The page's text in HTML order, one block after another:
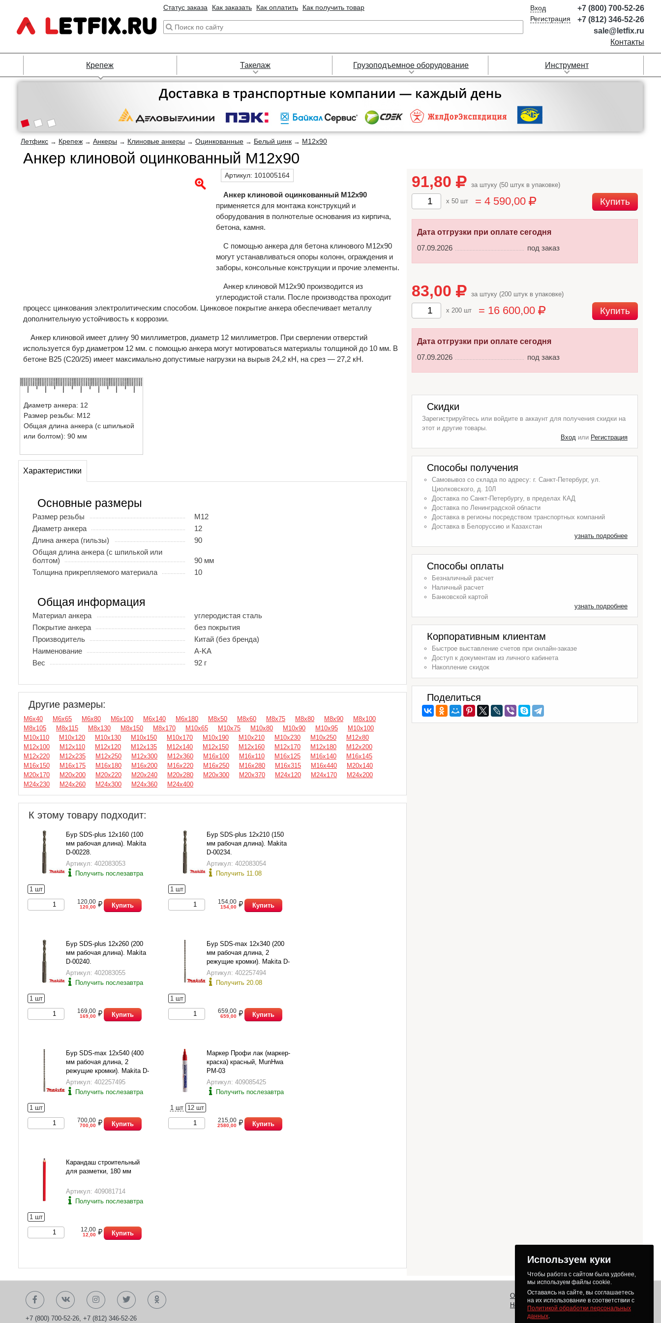
Статус заказа Как заказать Как оплатить Как получить товар
Вход
Регистрация
+7 (800) 700-52-26
+7 (812) 346-52-26
sale@letfix.ru
Контакты
Крепеж Такелаж Грузоподъемное оборудование Инструмент
Летфикс → Крепеж → Анкеры → Клиновые анкеры → Оцинкованные → Белый цинк → М12x90
Анкер клиновой оцинкованный М12x90
Артикул: 101005164
Анкер клиновой оцинкованный М12х90
применяется для монтажа конструкций и
оборудования в полнотелые основания из кирпича,
бетона, камня.
С помощью анкера для бетона клинового М12х90
могут устанавливаться опоры колонн, ограждения и
заборы, консольные конструкции и прочие элементы.
Анкер клиновой М12х90 производится из
углеродистой стали. После производства проходит
процесс цинкования электролитическим способом. Цинковое покрытие анкера обеспечивает металлу
дополнительную устойчивость к коррозии.
Анкер клиновой имеет длину 90 миллиметров, диаметр 12 миллиметров. При сверлении отверстий
используется бур диаметром 12 мм. с помощью анкера могут мотироваться материалы толщиной до 10 мм. В
бетоне В25 (C20/25) имеет максимально допустимые нагрузки на вырыв 24,2 кН, на срез — 27,2 кН.
Диаметр анкера: 12
Размер резьбы: М12
Общая длина анкера (с шпилькой
или болтом): 90 мм
Характеристики
Основные размеры
Размер резьбы
М12
Диаметр анкера
12
Длина анкера (гильзы)
90
Общая длина анкера (с шпилькой или
болтом)
90 мм
Толщина прикрепляемого материала
10
Общая информация
Материал анкера
углеродистая сталь
Покрытие анкера
без покрытия
Производитель
Китай (без бренда)
Наименование
A-KA
Вес
92 г
Другие размеры:
М6x40 М6x65 М6x80 М6x100 М6x140 М6x180 М8x50 М8x60 М8x75 М8x80 М8x90
М8x100
М8x105
М8x115 М8x130 М8x150 М8x170 М10x65 М10x75 М10x80 М10x90 М10x95
М10x100
М10x110
М10x120 М10x130 М10x150 М10x170 М10x190 М10x210 М10x230 М10x250
М12x80
М12x100
М12x110 М12x120 М12x135 М12x140 М12x150 М12x160 М12x170 М12x180
М12x200
М12x220
М12x235 М12x250 М12x300 М12x360 М16x100 М16x110 М16x125 М16x140
М16x145
М16x150
М16x175 М16x180 М16x200 М16x220 М16x250 М16x280 М16x315 М16x440
М20x140
М20x170
М20x200 М20x220 М20x240 М20x280 М20x300 М20x370 М24x120 М24x170
М24x200
М24x230
М24x260 М24x300 М24x360 М24x400
К этому товару подходит:
Бур SDS-plus 12х160 (100
мм рабочая длина). Makita
D-00228.
Артикул: 402083053
Получить послезавтра
1 шт
120,00
120,00 Купить
Бур SDS-plus 12х210 (150
мм рабочая длина). Makita
D-00234.
Артикул: 402083054
Получить 11.08
1 шт
154,00
154,00 Купить
Бур SDS-plus 12х260 (200
мм рабочая длина). Makita
D-00240.
Артикул: 402083055
Получить послезавтра
1 шт
169,00
169,00 Купить
Бур SDS-max 12х340 (200
мм рабочая длина, 2
режущие кромки). Makita D-
33875.
Артикул: 402257494
Получить 20.08
1 шт
659,00
659,00 Купить
Бур SDS-max 12х540 (400
мм рабочая длина, 2
режущие кромки). Makita D-
33881.
Артикул: 402257495
Получить послезавтра
1 шт
700,00
700,00 Купить
Маркер Профи лак (маркер-
краска) красный, MunHwa
PM-03
Артикул: 409085425
Получить послезавтра
1 шт 12 шт
215,00
2580,00 Купить
Карандаш строительный
для разметки, 180 мм
Артикул: 409081714
Получить послезавтра
1 шт
12,00
12,00 Купить
91,80 за штуку (50 штук в упаковке)
x 50 шт = 4 590,00 Купить
Дата отгрузки при оплате сегодня
07.09.2026
под заказ
83,00 за штуку (200 штук в упаковке)
x 200 шт = 16 600,00 Купить
Дата отгрузки при оплате сегодня
07.09.2026
под заказ
Скидки
Зарегистрируйтесь или войдите в аккаунт для получения скидки на
этот и другие товары.
Вход или Регистрация
Способы получения
Самовывоз со склада по адресу: г. Санкт-Петербург, ул.
Циолковского, д. 10Л
Доставка по Санкт-Петербургу, в пределах КАД
Доставка по Ленинградской области
Доставка в регионы посредством транспортных компаний
Доставка в Белоруссию и Казахстан
узнать подробнее
Способы оплаты
Безналичный расчет
Наличный расчет
Банковской картой
узнать подробнее
Корпоративным клиентам
Быстрое выставление счетов при онлайн-заказе
Доступ к документам из личного кабинета
Накопление скидок
Поделиться
+7 (800) 700-52-26, +7 (812) 346-52-26
О нас
Новости
Заказ
Оплата
Как получить товар
Доставка
Используем куки
Чтобы работа с сайтом была удобнее,
мы используем файлы cookie.
Оставаясь на сайте, вы соглашаетесь
на их использование в соответствии с
Политикой обработки персональных
данных.